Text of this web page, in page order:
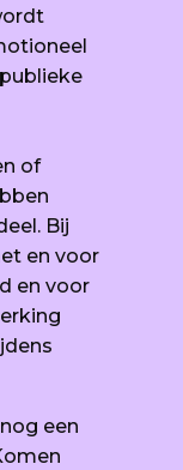
of
Bij
en voor
en voor
een